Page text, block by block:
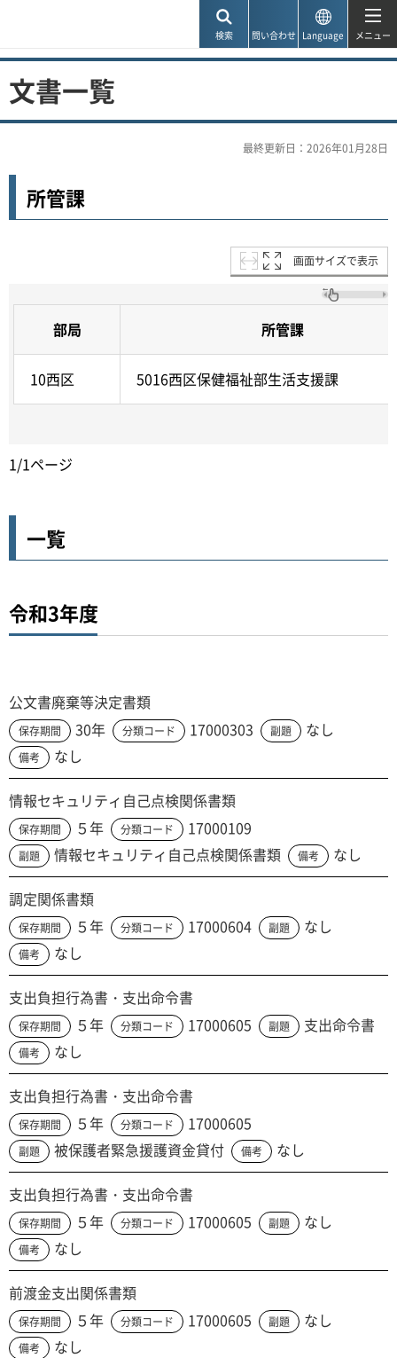
検索 問い合わせ Language メニュー
文書一覧
最終更新日：2026年01月28日
所管課
画面サイズで表示
部局 所管課
10西区 5016西区保健福祉部生活支援課
1/1ページ
一覧
令和3年度
公文書廃棄等決定書類
保存期間 30年 分類コード 17000303 副題 なし
備考 なし
情報セキュリティ自己点検関係書類
保存期間 ５年 分類コード 17000109
副題 情報セキュリティ自己点検関係書類 備考 なし
調定関係書類
保存期間 ５年 分類コード 17000604 副題 なし
備考 なし
支出負担行為書・支出命令書
保存期間 ５年 分類コード 17000605 副題 支出命令書
備考 なし
支出負担行為書・支出命令書
保存期間 ５年 分類コード 17000605
副題 被保護者緊急援護資金貸付 備考 なし
支出負担行為書・支出命令書
保存期間 ５年 分類コード 17000605 副題 なし
備考 なし
前渡金支出関係書類
保存期間 ５年 分類コード 17000605 副題 なし
備考 なし